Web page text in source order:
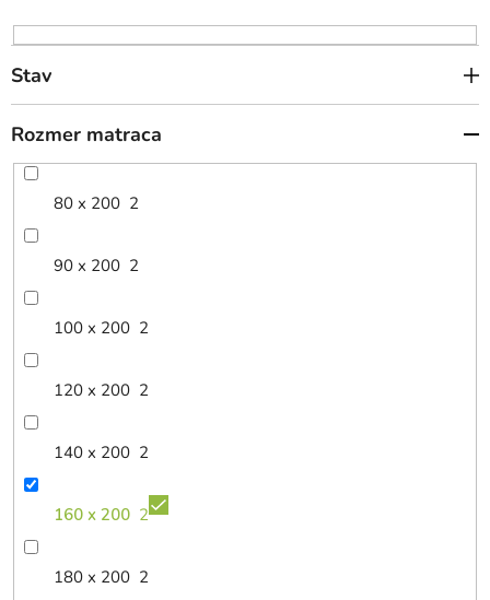
d
u
k
t
o
v
Stav
Rozmer matraca
80 x 200 2
90 x 200 2
100 x 200 2
120 x 200 2
140 x 200 2
160 x 200 2
180 x 200 2